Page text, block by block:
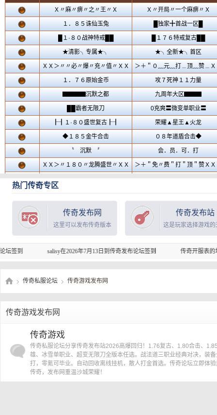
热门传奇专区
传奇发布网
这里可以发布传奇版本
传奇发布站
这是玩家选择游戏的
salisy在2026年7月13日到传奇发布论坛签到 传奇开服表的坑服曝光
传奇私服论坛 传奇游戏发布网
传奇游戏发布网
传奇游戏
传奇私服论坛分享传奇发布站2026高爆回归！1.76复古、1.80合击、
雄、冰雪单职业、超变无限刀全版本任选。战法道三职业经典对决，装
打，零氪可毕业。自动回收离线挂机，散人打金首选。传奇论坛立即体
传奇，发布网重温沙城荣耀！